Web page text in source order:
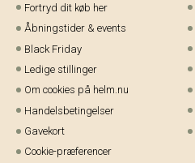
Fortryd dit køb her
Åbningstider & events
Black Friday
Ledige stillinger
Om cookies på helm.nu
Handelsbetingelser
Gavekort
Cookie-præferencer